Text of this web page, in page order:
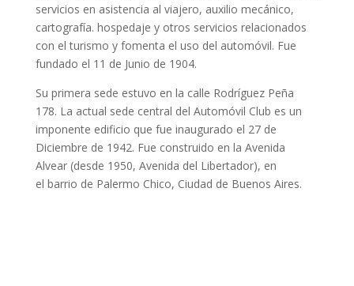
servicios en asistencia al viajero, auxilio mecánico,
cartografía. hospedaje y otros servicios relacionados
con el turismo y fomenta el uso del automóvil. Fue
fundado el 11 de Junio de 1904.
Su primera sede estuvo en la calle Rodríguez Peña
178. La actual sede central del Automóvil Club es un
imponente edificio que fue inaugurado el 27 de
Diciembre de 1942. Fue construido en la Avenida
Alvear (desde 1950, Avenida del Libertador), en
el barrio de Palermo Chico, Ciudad de Buenos Aires.